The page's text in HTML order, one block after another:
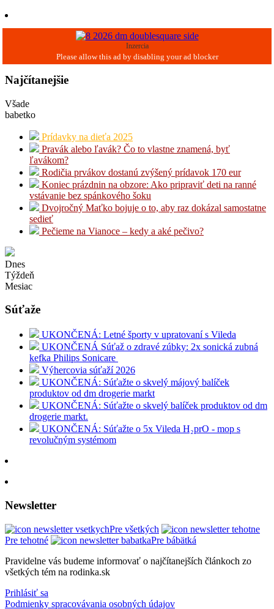
Inzercia
Najčítanejšie
Všade
babetko
Prídavky na dieťa 2025
Pravák alebo ľavák? Čo to vlastne znamená, byť
ľavákom?
Rodičia prvákov dostanú zvýšený prídavok 170 eur
Koniec prázdnin na obzore: Ako pripraviť deti na ranné
vstávanie bez spánkového šoku
Dvojročný Maťko bojuje o to, aby raz dokázal samostatne
sedieť
Pečieme na Vianoce – kedy a aké pečivo?
Dnes
Týždeň
Mesiac
Súťaže
UKONČENÁ: Letné športy v upratovaní s Vileda
UKONČENÁ Súťaž o zdravé zúbky: 2x sonická zubná
kefka Philips Sonicare
Výhercovia súťaží 2026
UKONČENÁ: Súťažte o skvelý májový balíček
produktov od dm drogerie markt
UKONČENÁ: Súťažte o skvelý balíček produktov od dm
drogerie markt.
UKONČENÁ: Súťažte o 5x Vileda H₂prO - mop s
revolučným systémom
Newsletter
Pre všetkých
Pre tehotné
Pre bábätká
Pravidelne vás budeme informovať o najčítanejších článkoch zo
všetkých tém na rodinka.sk
Prihlásiť sa
Podmienky spracovávania osobných údajov